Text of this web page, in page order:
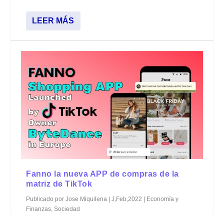
LEER MÁS
Fanno la nueva APP de compras de la
matriz de TikTok
Publicado porJose Miquilena |J,Feb,2022
Economía y
Finanzas,Sociedad